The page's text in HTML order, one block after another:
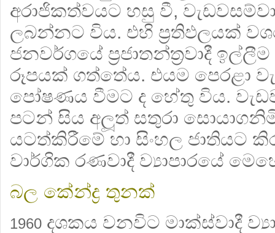
අරාජිකත්වයට හසු වී,
ලබන්නට විය. එහි ප‍්‍රතිඵලයක්
ජනවර්ගයේ ප‍්‍රජාතන්ත‍්‍රවාදී
රූපයක් ගත්තේය. එයම පෙරළා
පෝෂණය වීමට ද හේතු විය.
පටන් සිය අලූත් සතුරා
යටත්කිරීමේ හා සිංහල ජාතියට
වාර්ගික රණවාදී ව්‍යාපාරයේ
බල කේන්ද්‍ර‍ තුනක්
1960 දශකය වනවිට මාක්ස්වාදී